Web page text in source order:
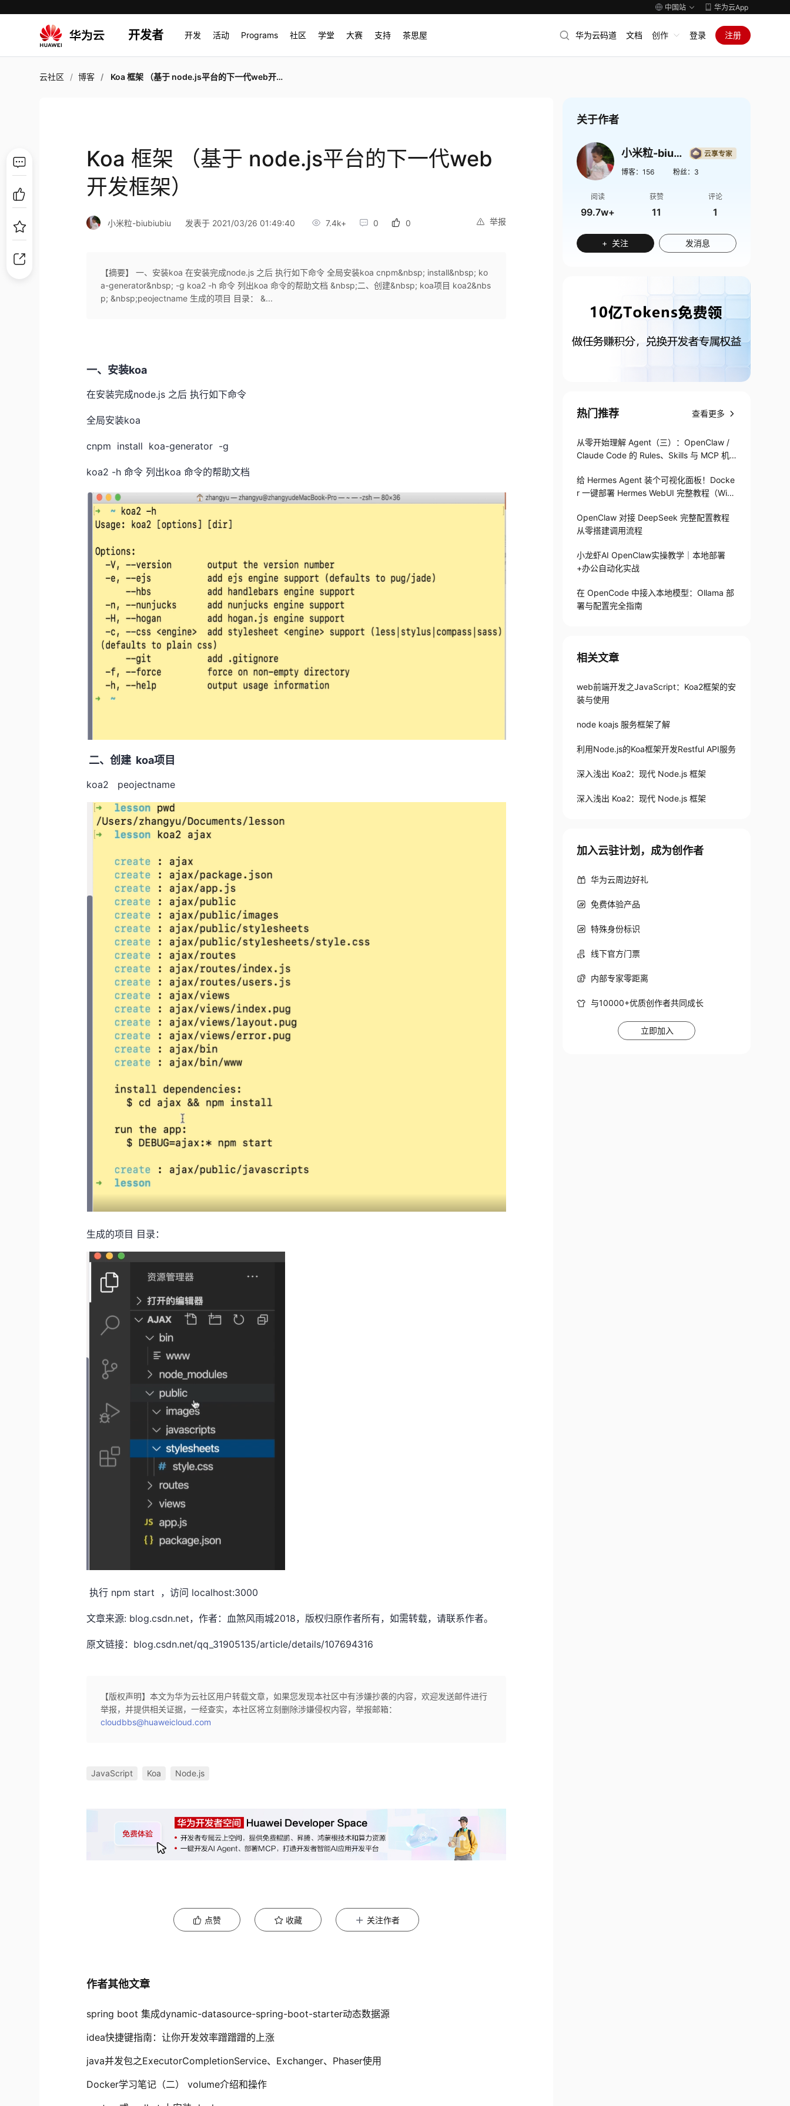
中国站 华为云App
开发者 开发 活动 Programs 社区 学堂 大赛 支持 茶思屋 华为云码道 文档 创作 登录 注册
云社区 博客 Koa 框架 （基于 node.js平台的下一代web开发框架）
Koa 框架 （基于 node.js平台的下一代web
开发框架）
举报
小米粒-biubiubiu 发表于 2021/03/26 01:49:40 7.4k+ 0 0
【摘要】 一、安装koa 在安装完成node.js 之后 执行如下命令 全局安装koa cnpm&nbsp; install&nbsp; ko
a-generator&nbsp; -g koa2 -h 命令 列出koa 命令的帮助文档 &nbsp;二、创建&nbsp; koa项目 koa2&nbs
p; &nbsp;peojectname 生成的项目 目录： &...
一、安装koa
在安装完成node.js 之后 执行如下命令
全局安装koa
cnpm install koa-generator -g
koa2 -h 命令 列出koa 命令的帮助文档
二、创建 koa项目
koa2 peojectname
生成的项目 目录：
执行 npm start ，访问 localhost:3000
文章来源: blog.csdn.net，作者：血煞风雨城2018，版权归原作者所有，如需转载，请联系作者。
原文链接：blog.csdn.net/qq_31905135/article/details/107694316
【版权声明】本文为华为云社区用户转载文章，如果您发现本社区中有涉嫌抄袭的内容，欢迎发送邮件进行
举报，并提供相关证据，一经查实，本社区将立刻删除涉嫌侵权内容，举报邮箱：
cloudbbs@huaweicloud.com
JavaScript Koa Node.js
点赞 收藏 关注作者
作者其他文章
spring boot 集成dynamic-datasource-spring-boot-starter动态数据源
idea快捷键指南：让你开发效率蹭蹭蹭的上涨
java并发包之ExecutorCompletionService、Exchanger、Phaser使用
Docker学习笔记（二） volume介绍和操作
关于作者
小米粒-biubiubiu
博客： 156 粉丝： 3
阅读
99.7w+
获赞
11
评论
1
+ 关注 发消息
热门推荐 查看更多
从零开始理解 Agent（三）：OpenClaw /
Claude Code 的 Rules、Skills 与 MCP 机
给 Hermes Agent 装个可视化面板！Docke
r 一键部署 Hermes WebUI 完整教程（Win
OpenClaw 对接 DeepSeek 完整配置教程
从零搭建调用流程
小龙虾AI OpenClaw实操教学｜本地部署
+办公自动化实战
在 OpenCode 中接入本地模型：Ollama 部
署与配置完全指南
相关文章
web前端开发之JavaScript：Koa2框架的安
装与使用
node koajs 服务框架了解
利用Node.js的Koa框架开发Restful API服务
深入浅出 Koa2：现代 Node.js 框架
深入浅出 Koa2：现代 Node.js 框架
加入云驻计划，成为创作者
华为云周边好礼
免费体验产品
特殊身份标识
线下官方门票
内部专家零距离
与10000+优质创作者共同成长
立即加入